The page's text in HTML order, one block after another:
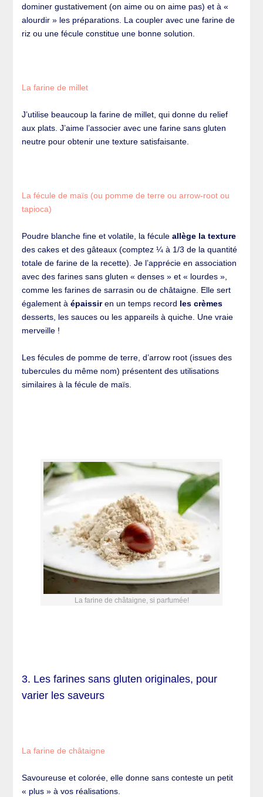
dominer gustativement (on aime ou on aime pas) et à «
alourdir » les préparations. La coupler avec une farine de
riz ou une fécule constitue une bonne solution.
La farine de millet
J’utilise beaucoup la farine de millet, qui donne du relief
aux plats. J’aime l’associer avec une farine sans gluten
neutre pour obtenir une texture satisfaisante.
La fécule de maïs (ou pomme de terre ou arrow-root ou
tapioca)
Poudre blanche fine et volatile, la féculeallège la texture
des cakes et des gâteaux (comptez ¼ à 1/3 de la quantité
totale de farine de la recette). Je l’apprécie en association
avec des farines sans gluten « denses » et « lourdes »,
comme les farines de sarrasin ou de châtaigne. Elle sert
également àépaissiren un temps record les crèmes
desserts, les sauces ou les appareils à quiche. Une vraie
merveille !
Les fécules de pomme de terre, d’arrow root (issues des
tubercules du même nom) présentent des utilisations
similaires à la fécule de maïs.
La farine de châtaigne, si parfumée!
3. Les farines sans gluten originales, pour
varier les saveurs
La farine de châtaigne
Savoureuse et colorée, elle donne sans conteste un petit
« plus » à vos réalisations.